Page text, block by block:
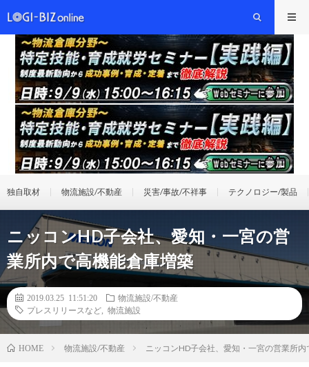
独自取材 物流施設/不動産 災害/事故/不祥事 テクノロジー/製品
ニッコンHD子会社、愛知・一宮の営
業所内で高機能倉庫増築
2019.03.25 11:51:20
物流施設/不動産
プレスリリースなど
物流施設
HOME 物流施設/不動産 ニッコンHD子会社、愛知・一宮の営業所